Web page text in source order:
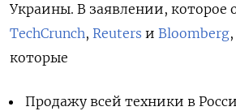
Украины. В заявлении, которое
TechCrunch, Reuters и Bloomberg
которые
Продажу всей техники в